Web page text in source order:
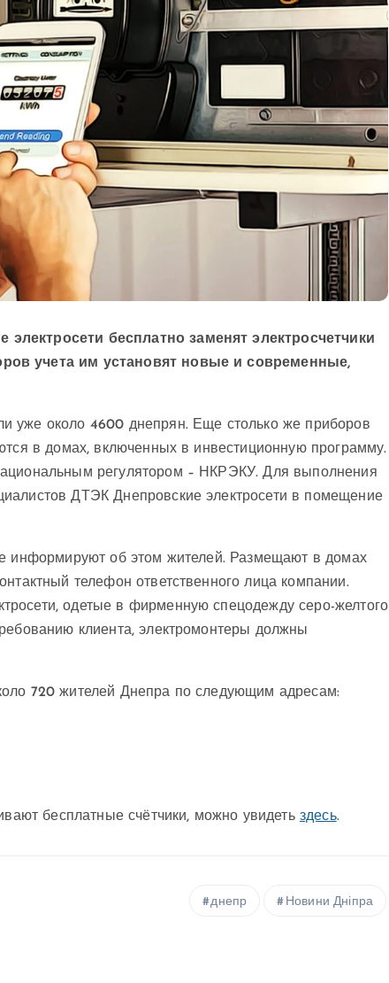
бесплатно заменят электросчетчики
учета им установят новые и современные,
уже около 4600 днепрян. Еще столько же приборов
в домах, включенных в инвестиционную программу.
регулятором – НКРЭКУ. Для выполнения
ДТЭК Днепровские электросети в помещение
информируют об этом жителей. Размещают в домах
телефон ответственного лица компании.
одетые в фирменную спецодежду серо-желтого
клиента, электромонтеры должны
720 жителей Днепра по следующим адресам:
бесплатные счётчики, можно увидеть здесь.
днепр Новини Дніпра